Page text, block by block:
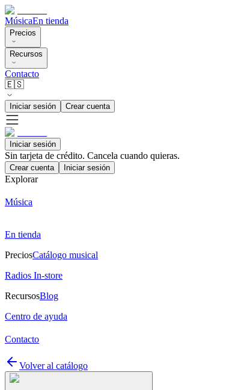
MúsicaEn tienda
Precios
Recursos
Contacto
🇪🇸
Iniciar sesión Crear cuenta
Iniciar sesión
Sin tarjeta de crédito. Cancela cuando quieras.
Crear cuenta Iniciar sesión
Explorar
Música
En tienda
PreciosCatálogo musical
Radios In-store
RecursosBlog
Centro de ayuda
Contacto
Volver al catálogo